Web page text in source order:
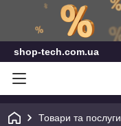
shop-tech.com.ua
Товари та послуги